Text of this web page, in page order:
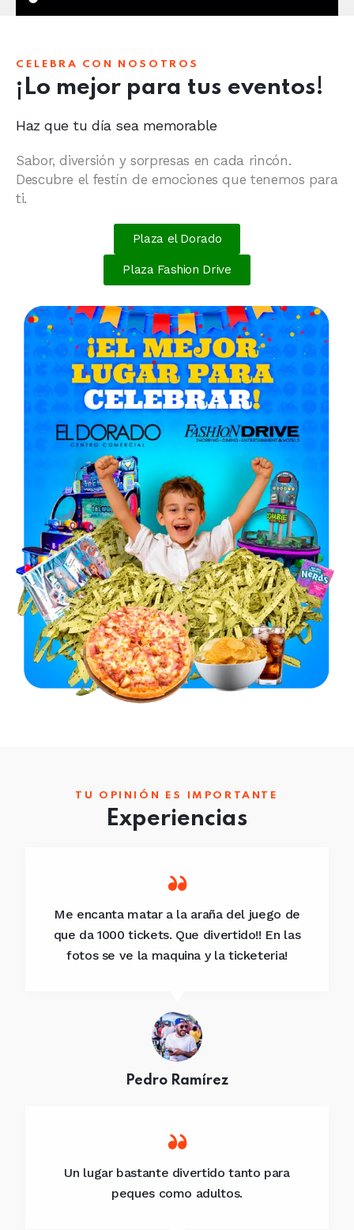
CELEBRA CON NOSOTROS
¡Lo mejor para tus eventos!
Haz que tu día sea memorable
Sabor, diversión y sorpresas en cada rincón.
Descubre el festín de emociones que tenemos para
ti.
Plaza el Dorado
Plaza Fashion Drive
TU OPINIÓN ES IMPORTANTE
Experiencias
Me encanta matar a la araña del juego de
que da 1000 tickets. Que divertido!! En las
fotos se ve la maquina y la ticketeria!
Pedro Ramírez
Un lugar bastante divertido tanto para
peques como adultos.